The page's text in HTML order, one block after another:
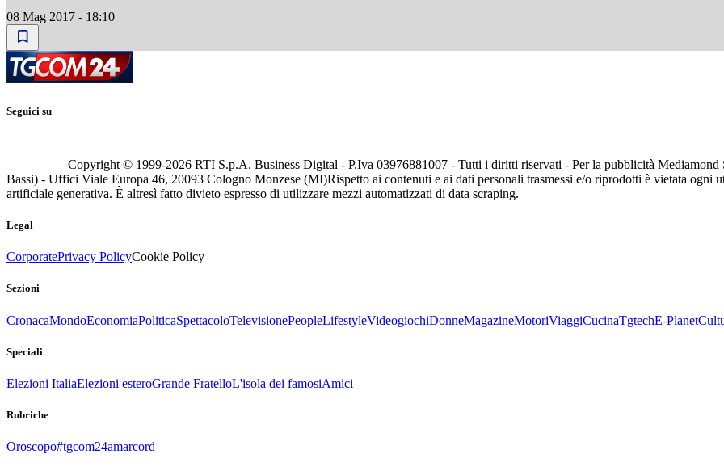
08 Mag 2017 - 18:10
Seguici su
Copyright © 1999-2026 RTI S.p.A. Business Digital - P.Iva 03976881007 - Tutti i diritti riservati - Per la pubblicità
Bassi) - Uffici Viale Europa 46, 20093 Cologno Monzese (MI)Rispetto ai contenuti e ai dati personali trasmessi e/o riprodotti è vietata ogni
artificiale generativa. È altresì fatto divieto espresso di utilizzare mezzi automatizzati di data scraping.
Legal
CorporatePrivacy PolicyCookie Policy
Sezioni
CronacaMondoEconomiaPoliticaSpettacoloTelevisionePeopleLifestyleVideogiochiDonneMagazineMotoriViaggiCucinaTgtechE-Planet
Speciali
Elezioni ItaliaElezioni esteroGrande FratelloL'isola dei famosiAmici
Rubriche
Oroscopo#tgcom24amarcord